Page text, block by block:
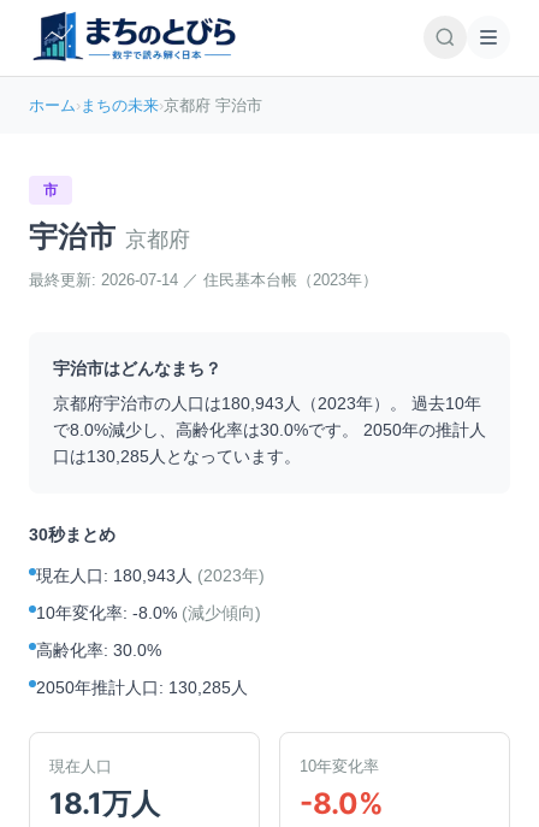
ホーム›まちの未来›京都府 宇治市
市
宇治市 京都府
最終更新: 2026-07-14 ／ 住民基本台帳（2023年）
宇治市はどんなまち？
京都府宇治市の人口は180,943 人（2023年）。 過去10年
で8.0%減少し、高齢化率は30.0%です。 2050年の推計人
口は130,285人となっています。
30秒まとめ
現在人口: 180,943人 (2023年)
10年変化率: -8.0% (減少傾向)
高齢化率: 30.0%
2050年推計人口: 130,285人
現在人口
18.1万人
10年変化率
-8.0%